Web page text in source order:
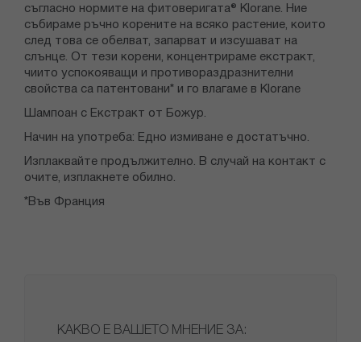
съгласно нормите на фитоверигата® Klorane. Ние
събираме ръчно корените на всяко растение, които
след това се обелват, запарват и изсушават на
слънце. От тези корени, концентрираме екстракт,
чиито успокояващи и противораздразнителни
свойства са патентовани* и го влагаме в Klorane
Шампоан с Екстракт от Божур.
Начин на употреба: Едно измиване е достатъчно.
Изплаквайте продължително. В случай на контакт с
очите, изплакнете обилно.
*Във Франция
КАКВО Е ВАШЕТО МНЕНИЕ ЗА: